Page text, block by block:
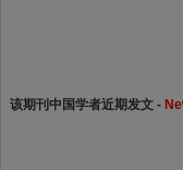
该期刊中国学者近期发文 -